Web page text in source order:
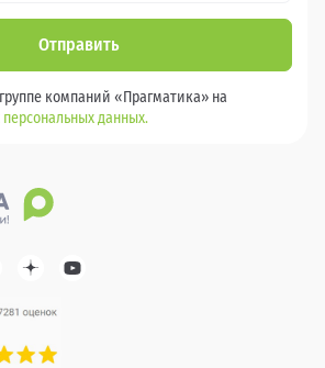
Отправить
компаний «Прагматика» на
данных.